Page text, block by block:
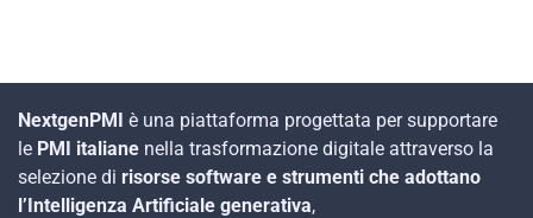
NextgenPMI è una piattaforma progettata per supportare
le PMI italiane nella trasformazione digitale attraverso la
selezione di risorse software e strumenti che adottano
l’Intelligenza Artificiale generativa,